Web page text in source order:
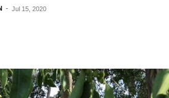
- Jul 15, 2020